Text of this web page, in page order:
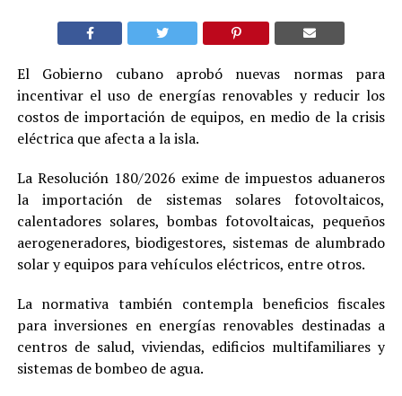
El Gobierno cubano aprobó nuevas normas para
incentivar el uso de energías renovables y reducir los
costos de importación de equipos, en medio de la crisis
eléctrica que afecta a la isla.
La Resolución 180/2026 exime de impuestos aduaneros
la importación de sistemas solares fotovoltaicos,
calentadores solares, bombas fotovoltaicas, pequeños
aerogeneradores, biodigestores, sistemas de alumbrado
solar y equipos para vehículos eléctricos, entre otros.
La normativa también contempla beneficios fiscales
para inversiones en energías renovables destinadas a
centros de salud, viviendas, edificios multifamiliares y
sistemas de bombeo de agua.